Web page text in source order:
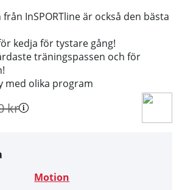
InSPORTline är också den bästa
kedja för tystare gång!
träningspassen och för
med olika program
kr
Motion